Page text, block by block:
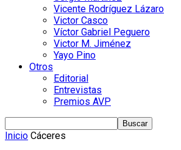
Vicente Rodríguez Lázaro
Victor Casco
Víctor Gabriel Peguero
Victor M. Jiménez
Yayo Pino
Otros
Editorial
Entrevistas
Premios AVP
Inicio Cáceres